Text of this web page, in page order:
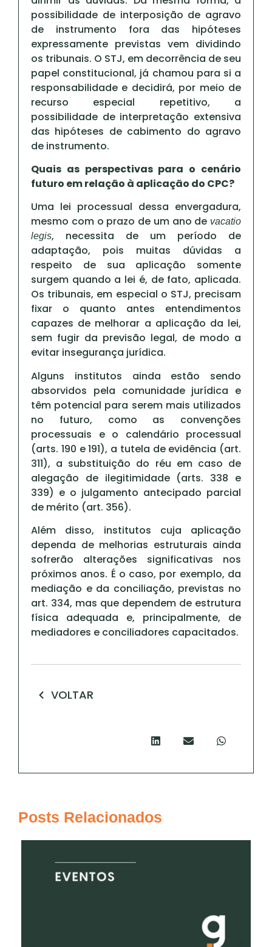
possibilidade de interposição de agravo
de instrumento fora das hipóteses
expressamente previstas vem dividindo
os tribunais. O STJ, em decorrência de seu
papel constitucional, já chamou para si a
responsabilidade e decidirá, por meio de
recurso especial repetitivo, a
possibilidade de interpretação extensiva
das hipóteses de cabimento do agravo
de instrumento.
Quais as perspectivas para o cenário
futuro em relação à aplicação do CPC?
Uma lei processual dessa envergadura,
mesmo com o prazo de um ano de vacatio
legis, necessita de um período de
adaptação, pois muitas dúvidas a
respeito de sua aplicação somente
surgem quando a lei é, de fato, aplicada.
Os tribunais, em especial o STJ, precisam
fixar o quanto antes entendimentos
capazes de melhorar a aplicação da lei,
sem fugir da previsão legal, de modo a
evitar insegurança jurídica.
Alguns institutos ainda estão sendo
absorvidos pela comunidade jurídica e
têm potencial para serem mais utilizados
no futuro, como as convenções
processuais e o calendário processual
(arts. 190 e 191), a tutela de evidência (art.
311), a substituição do réu em caso de
alegação de ilegitimidade (arts. 338 e
339) e o julgamento antecipado parcial
de mérito (art. 356).
Além disso, institutos cuja aplicação
dependa de melhorias estruturais ainda
sofrerão alterações significativas nos
próximos anos. É o caso, por exemplo, da
mediação e da conciliação, previstas no
art. 334, mas que dependem de estrutura
física adequada e, principalmente, de
mediadores e conciliadores capacitados.
VOLTAR
Posts Relacionados